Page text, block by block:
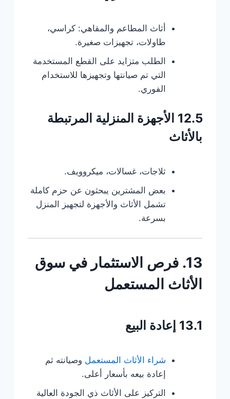
أثاث المطاعم والمقاهي: كراسي،
طاولات، تجهيزات صغيرة.
الطلب متزايد على القطع المستخدمة
التي تم صيانتها وتجهيزها للاستخدام
الفوري.
12.5 الأجهزة المنزلية المرتبطة
بالأثاث
ثلاجات، غسالات، ميكروويف.
بعض المشترين يبحثون عن حزم كاملة
تشمل الأثاث والأجهزة لتجهيز المنزل
بسرعة.
13. فرص الاستثمار في سوق
الأثاث المستعمل
13.1 إعادة البيع
شراء الأثاث المستعمل وصيانته ثم
إعادة بيعه بأسعار أعلى.
التركيز على الأثاث ذي الجودة العالية